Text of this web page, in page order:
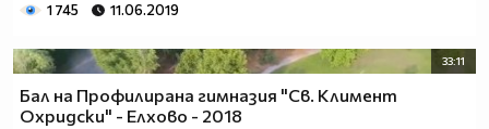
1 745 11.06.2019
33:11
Бал на Профилирана гимназия "Св. Климент
Охридски" - Елхово - 2018